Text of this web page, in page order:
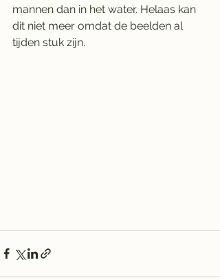
mannen dan in het water. Helaas kan
dit niet meer omdat de beelden al
tijden stuk zijn.